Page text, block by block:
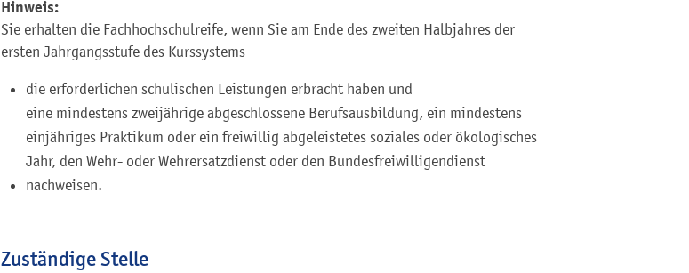
Hinweis:
Sie erhalten die Fachhochschulreife, wenn Sie am Ende des zweiten Halbjahres der
ersten Jahrgangsstufe des Kurssystems
die erforderlichen schulischen Leistungen erbracht haben und
eine mindestens zweijährige abgeschlossene Berufsausbildung, ein mindestens
einjähriges Praktikum oder ein freiwillig abgeleistetes soziales oder ökologisches
Jahr, den Wehr- oder Wehrersatzdienst oder den Bundesfreiwilligendienst
nachweisen.
Zuständige Stelle